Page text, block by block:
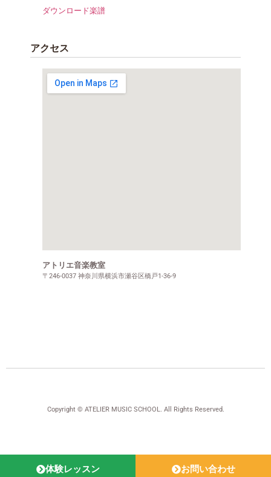
ダウンロード楽譜
アクセス
アトリエ音楽教室
〒246-0037 神奈川県横浜市瀬谷区橋戸1-36-9
Copyright © ATELIER MUSIC SCHOOL. All Rights Reserved.
体験レッスン お問い合わせ